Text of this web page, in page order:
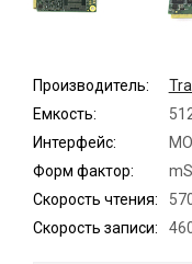
Производитель:
Емкость:
Интерфейс:
Форм фактор:
Скорость чтения:
Скорость записи: